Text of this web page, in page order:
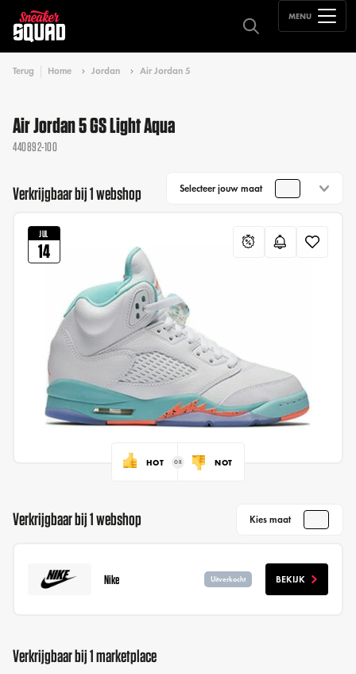
MENU
Terug Home Jordan Air Jordan 5
Air Jordan 5 GS Light Aqua
440892-100
Verkrijgbaar bij 1 webshop Selecteer jouw maat
JUL
14
HOT NOT
Verkrijgbaar bij 1 webshop Kies maat
Nike Uitverkocht BEKIJK
Verkrijgbaar bij 1 marketplace